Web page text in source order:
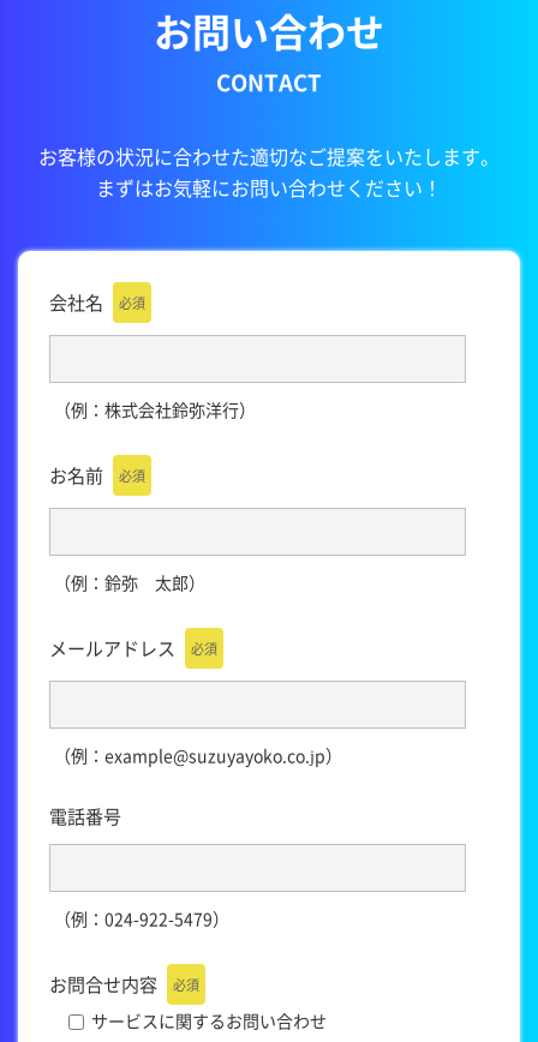
お問い合わせ
CONTACT
お客様の状況に合わせた適切なご提案をいたします。
まずはお気軽にお問い合わせください！
会社名 必須
（例：株式会社鈴弥洋行）
お名前 必須
（例：鈴弥 太郎）
メールアドレス 必須
（例：example@suzuyayoko.co.jp）
電話番号
（例：024-922-5479）
お問合せ内容 必須
サービスに関するお問い合わせ